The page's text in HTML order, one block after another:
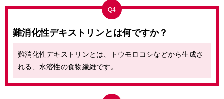
Q4
難消化性デキストリンとは何ですか？
難消化性デキストリンとは、トウモロコシなどから生成さ
れる、水溶性の食物繊維です。